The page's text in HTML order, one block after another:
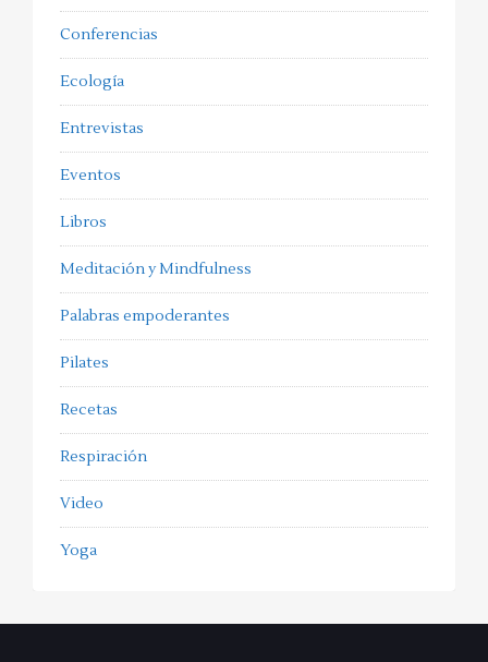
Conferencias
Ecología
Entrevistas
Eventos
Libros
Meditación y Mindfulness
Palabras empoderantes
Pilates
Recetas
Respiración
Video
Yoga